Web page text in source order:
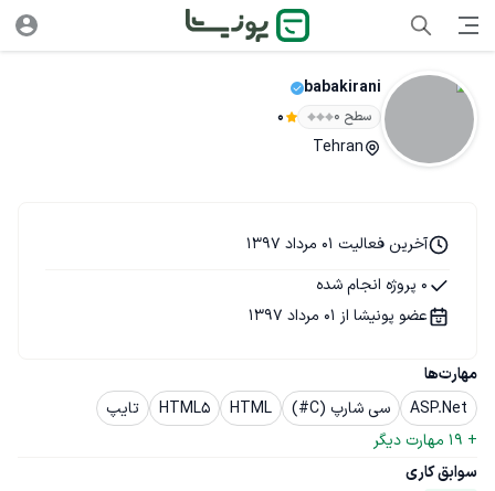
babakirani
سطح ۰ 0
Tehran
مهارت‌ها
ASP.Net
سی شارپ (C#) HTML
HTML5
تایپ
+
19 مهارت دیگر
سوابق کاری
آخرین فعالیت 01 مرداد 1397
0 پروژه انجام شده
عضو پونیشا از 01 مرداد 1397